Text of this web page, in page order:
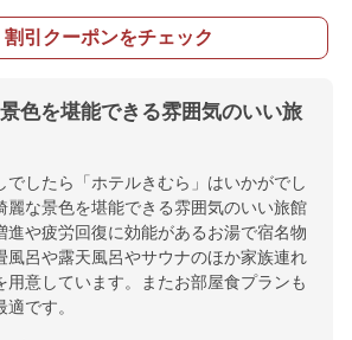
割引クーポンをチェック
色を堪能できる雰囲気のいい旅
でしたら「ホテルきむら」はいかがでし
麗な景色を堪能できる雰囲気のいい旅館
進や疲労回復に効能があるお湯で宿名物
風呂や露天風呂やサウナのほか家族連れ
用意しています。またお部屋食プランも
です。